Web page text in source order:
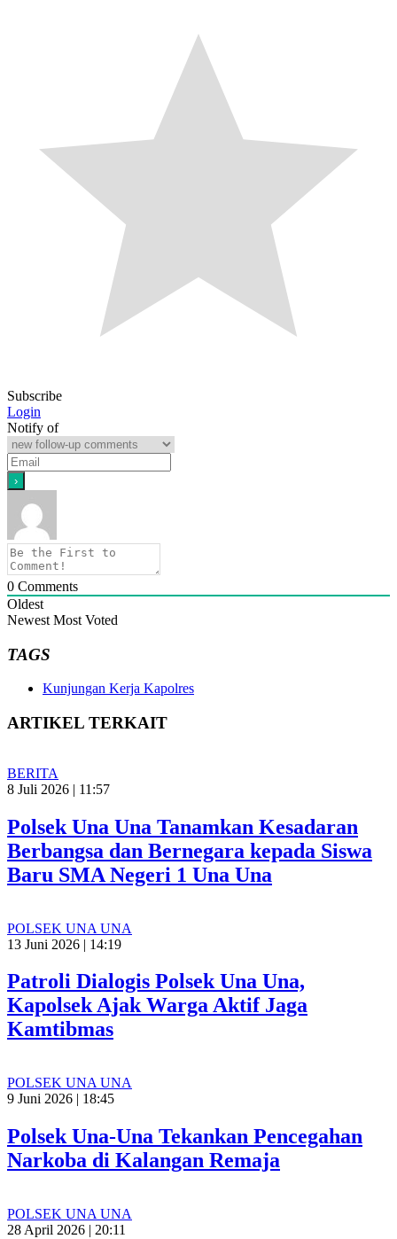
Subscribe
Login
Notify of
0 Comments
Oldest
Newest Most Voted
TAGS
Kunjungan Kerja Kapolres
ARTIKEL TERKAIT
BERITA
8 Juli 2026 | 11:57
Polsek Una Una Tanamkan Kesadaran
Berbangsa dan Bernegara kepada Siswa
Baru SMA Negeri 1 Una Una
POLSEK UNA UNA
13 Juni 2026 | 14:19
Patroli Dialogis Polsek Una Una,
Kapolsek Ajak Warga Aktif Jaga
Kamtibmas
POLSEK UNA UNA
9 Juni 2026 | 18:45
Polsek Una-Una Tekankan Pencegahan
Narkoba di Kalangan Remaja
POLSEK UNA UNA
28 April 2026 | 20:11